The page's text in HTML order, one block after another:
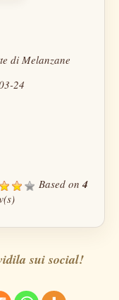
di Melanzane
24
Based on 4
sui social!